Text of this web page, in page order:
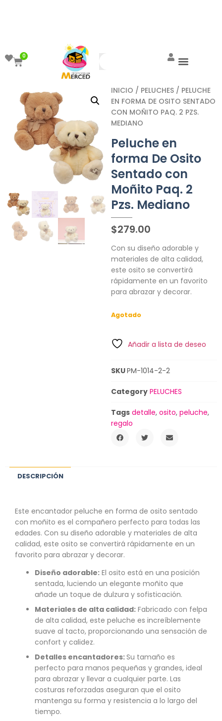
0
INICIO / PELUCHES / PELUCHE
EN FORMA DE OSITO SENTADO
CON MOÑITO PAQ. 2 PZS.
MEDIANO
Peluche en
forma De Osito
Sentado con
Moñito Paq. 2
Pzs. Mediano
$279.00
Con su diseño adorable y
materiales de alta calidad,
este osito se convertirá
rápidamente en un favorito
para abrazar y decorar.
Agotado
Añadir a lista de deseo
SKUPM-1014-2-2
Category PELUCHES
Tags detalle, osito, peluche,
regalo
DESCRIPCIÓN
Este encantador peluche en forma de osito sentado
con moñito es el compañero perfecto para todas las
edades. Con su diseño adorable y materiales de alta
calidad, este osito se convertirá rápidamente en un
favorito para abrazar y decorar.
Diseño adorable: El osito está en una posición
sentada, luciendo un elegante moñito que
añade un toque de dulzura y sofisticación.
Materiales de alta calidad: Fabricado con felpa
de alta calidad, este peluche es increíblemente
suave al tacto, proporcionando una sensación de
confort y calidez.
Detalles encantadores:Su tamaño es
perfecto para manos pequeñas y grandes, ideal
para abrazar y llevar a cualquier parte. Las
costuras reforzadas aseguran que el osito
mantenga su forma y resistencia a lo largo del
tiempo.